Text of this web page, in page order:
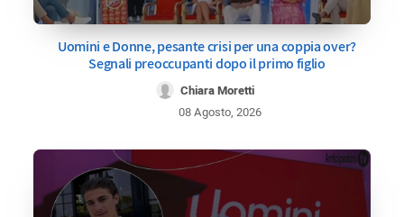
Uomini e Donne, pesante crisi per una coppia over?
Segnali preoccupanti dopo il primo figlio
Chiara Moretti
08 Agosto, 2026